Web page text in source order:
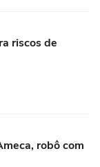
riscos de
robô com